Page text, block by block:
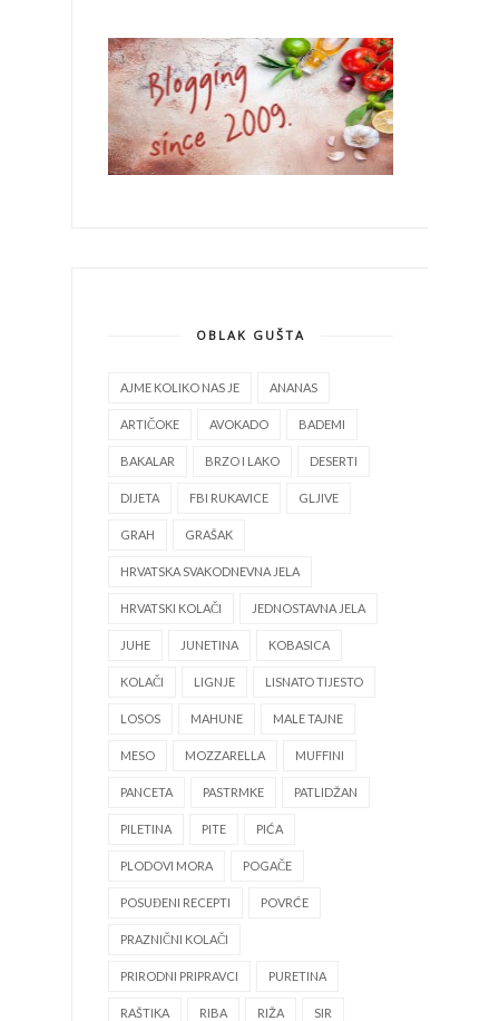
OBLAK GUŠTA
AJME KOLIKO NAS JE ANANAS
ARTIČOKE AVOKADO BADEMI
BAKALAR BRZO I LAKO DESERTI
DIJETA FBI RUKAVICE GLJIVE
GRAH GRAŠAK
HRVATSKA SVAKODNEVNA JELA
HRVATSKI KOLAČI JEDNOSTAVNA JELA
JUHE JUNETINA KOBASICA
KOLAČI LIGNJE LISNATO TIJESTO
LOSOS MAHUNE MALE TAJNE
MESO MOZZARELLA MUFFINI
PANCETA PASTRMKE PATLIDŽAN
PILETINA PITE PIĆA
PLODOVI MORA POGAČE
POSUĐENI RECEPTI POVRĆE
PRAZNIČNI KOLAČI
PRIRODNI PRIPRAVCI PURETINA
RAŠTIKA RIBA RIŽA SIR